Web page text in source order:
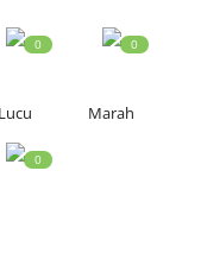
0
Lucu
0
Marah
0